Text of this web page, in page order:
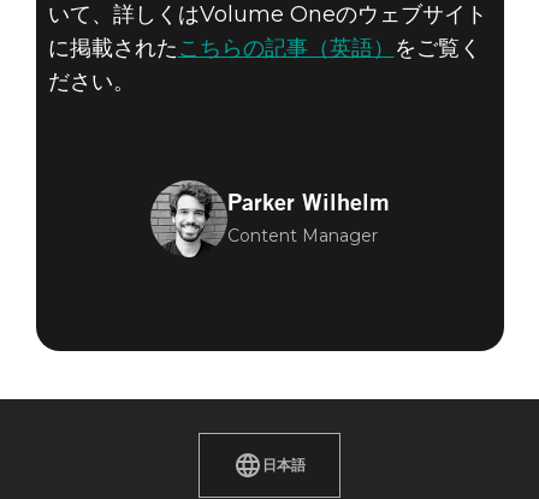
いて、詳しくはVolume Oneのウェブサイト
に掲載されたこちらの記事（英語） をご覧く
ださい。
Parker Wilhelm
Content Manager
日本語